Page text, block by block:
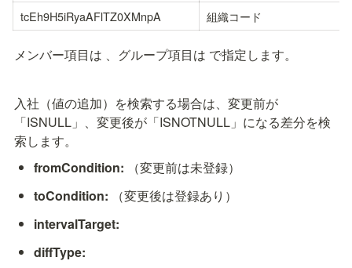
tcEh9H5iRyaAFlTZ0XMnpA
組織コード
メンバー項目は 、グループ項目は で指定します。
入社（値の追加）を検索する場合は、変更前が
「ISNULL」、変更後が「ISNOTNULL」になる差分を検
索します。
fromCondition:
（変更前は未登録）
toCondition:
（変更後は登録あり）
intervalTarget:
diffType: